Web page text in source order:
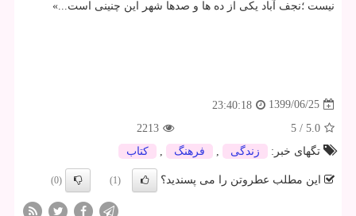
نیست ؛نجف آباد یکی از ده ها و صدها شهر این چنینی است...»
1399/06/25
23:40:18
5.0
/
5
2213
تگهای خبر:
زندگی فرهنگ كتاب
این مطلب عطروتن را می پسندید؟ (1)
(0)